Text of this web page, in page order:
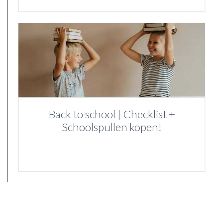
Back to school | Checklist +
Schoolspullen kopen!